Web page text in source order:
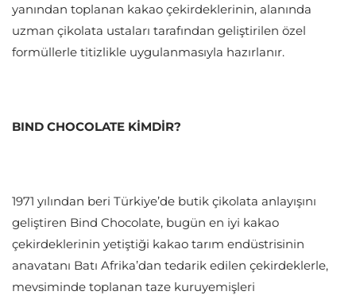
yanından toplanan kakao çekirdeklerinin, alanında
uzman çikolata ustaları tarafından geliştirilen özel
formüllerle titizlikle uygulanmasıyla hazırlanır.
BIND CHOCOLATE KİMDİR?
1971 yılından beri Türkiye’de butik çikolata anlayışını
geliştiren Bind Chocolate, bugün en iyi kakao
çekirdeklerinin yetiştiği kakao tarım endüstrisinin
anavatanı Batı Afrika’dan tedarik edilen çekirdeklerle,
mevsiminde toplanan taze kuruyemişleri